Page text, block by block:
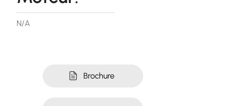
Brochure
N/A